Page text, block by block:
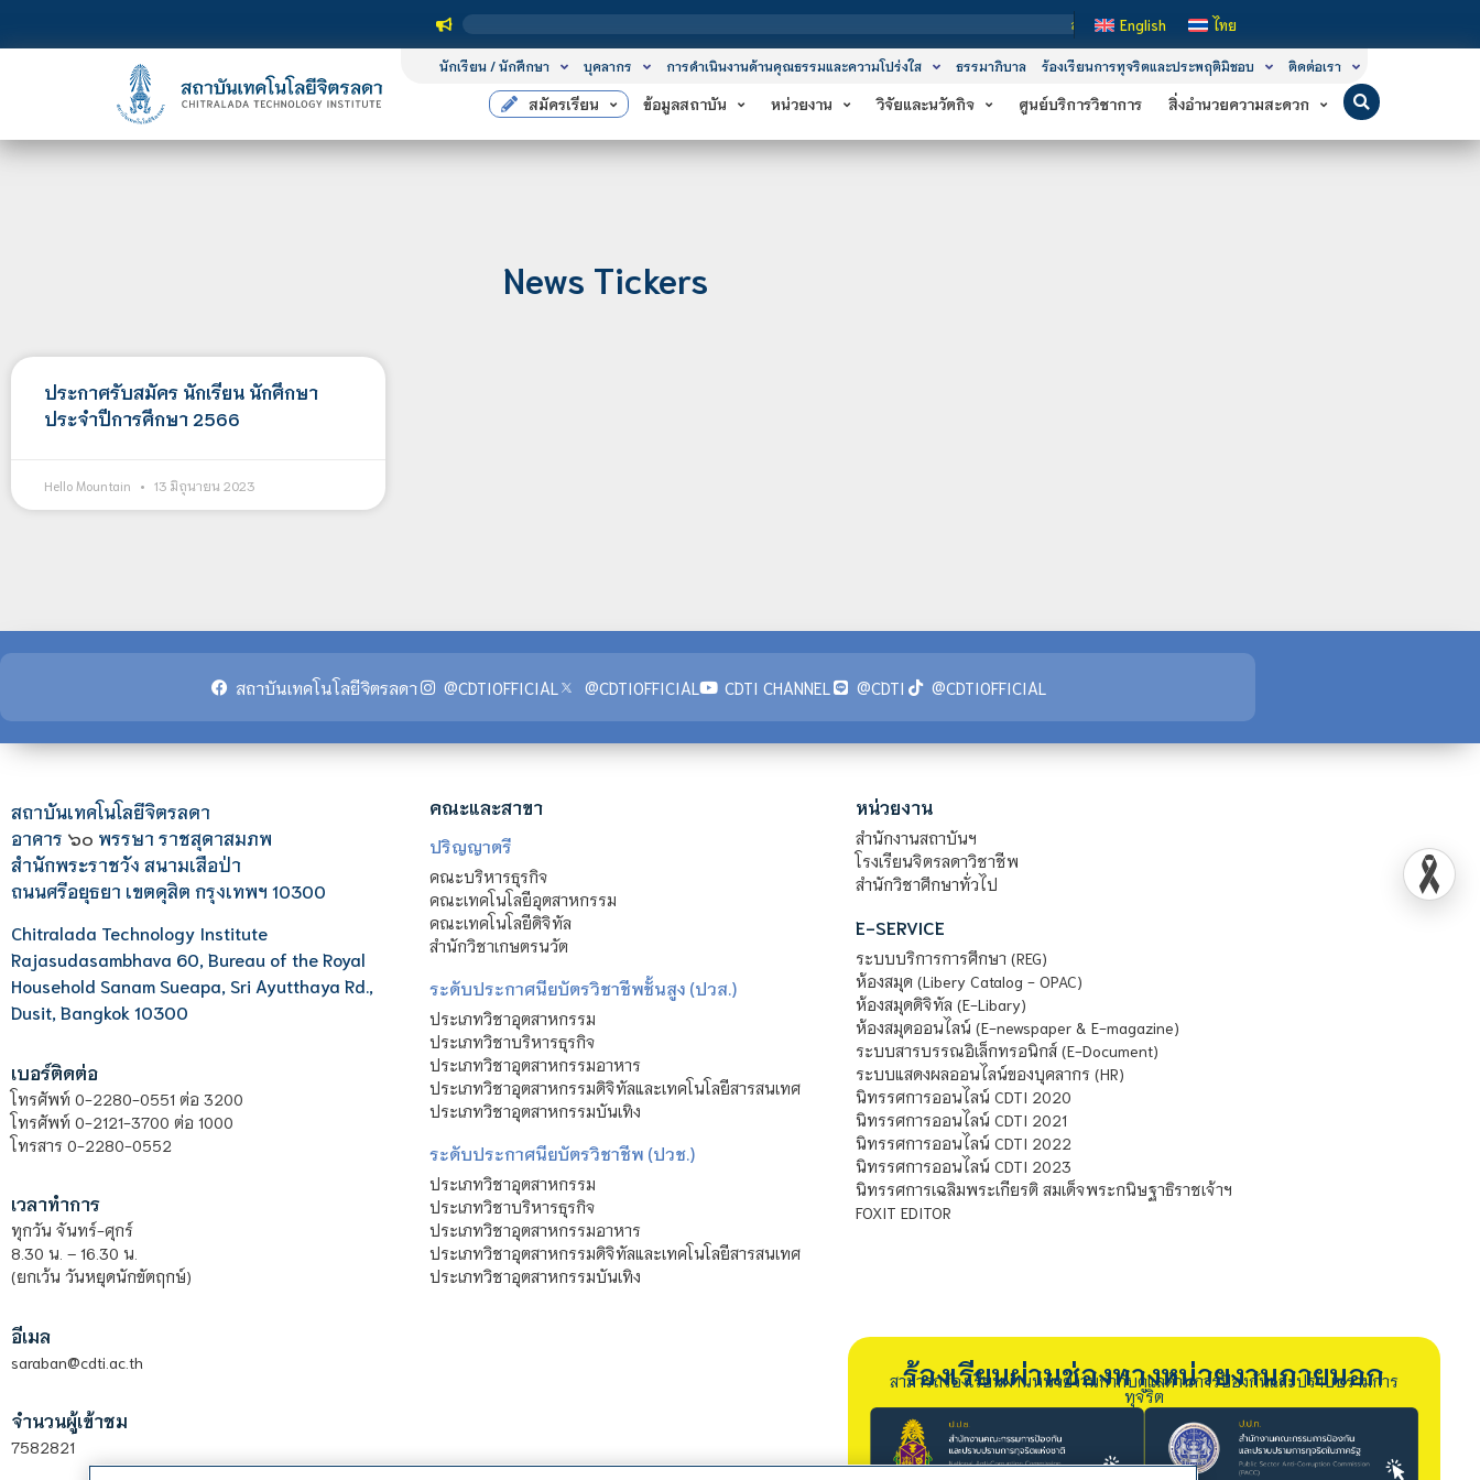
สถาบันเทคโนโลยีจิตรลดา เป็นสถาบันอุดมศึกษาในกำกับของรัฐ เปิดหลัก
English ไทย
นักเรียน / นักศึกษา บุคลากร การดำเนินงานด้านคุณธรรมและความโปร่งใส ธรรมาภิบาล ร้องเรียนการทุจริตและประพฤติมิชอบ ติดต่อเรา
สมัครเรียน ข้อมูลสถาบัน หน่วยงาน วิจัยและนวัตกิจ ศูนย์บริการวิชาการ สิ่งอำนวยความสะดวก
News Tickers
ประกาศรับสมัคร นักเรียน นักศึกษา
ประจำปีการศึกษา 2566
Hello Mountain 13 มิถุนายน 2023
สถาบันเทคโนโลยีจิตรลดา @CDTIOFFICIAL @CDTIOFFICIAL CDTI CHANNEL @CDTI @CDTIOFFICIAL
สถาบันเทคโนโลยีจิตรลดา
อาคาร ๖๐ พรรษา ราชสุดาสมภพ
สำนักพระราชวัง สนามเสือป่า
ถนนศรีอยุธยา เขตดุสิต กรุงเทพฯ 10300
Chitralada Technology Institute
Rajasudasambhava 60, Bureau of the Royal
Household Sanam Sueapa, Sri Ayutthaya Rd.,
Dusit, Bangkok 10300
เบอร์ติดต่อ
โทรศัพท์ 0-2280-0551 ต่อ 3200
โทรศัพท์ 0-2121-3700 ต่อ 1000
โทรสาร 0-2280-0552
เวลาทำการ
ทุกวัน จันทร์-ศุกร์
8.30 น. – 16.30 น.
(ยกเว้น วันหยุดนักขัตฤกษ์)
อีเมล
saraban@cdti.ac.th
จำนวนผู้เข้าชม
7582821
คณะและสาขา
ปริญญาตรี
คณะบริหารธุรกิจ
คณะเทคโนโลยีอุตสาหกรรม
คณะเทคโนโลยีดิจิทัล
สำนักวิชาเกษตรนวัต
ระดับประกาศนียบัตรวิชาชีพชั้นสูง (ปวส.)
ประเภทวิชาอุตสาหกรรม
ประเภทวิชาบริหารธุรกิจ
ประเภทวิชาอุตสาหกรรมอาหาร
ประเภทวิชาอุตสาหกรรมดิจิทัลและเทคโนโลยีสารสนเทศ
ประเภทวิชาอุตสาหกรรมบันเทิง
ระดับประกาศนียบัตรวิชาชีพ (ปวช.)
ประเภทวิชาอุตสาหกรรม
ประเภทวิชาบริหารธุรกิจ
ประเภทวิชาอุตสาหกรรมอาหาร
ประเภทวิชาอุตสาหกรรมดิจิทัลและเทคโนโลยีสารสนเทศ
ประเภทวิชาอุตสาหกรรมบันเทิง
หน่วยงาน
สำนักงานสถาบันฯ
โรงเรียนจิตรลดาวิชาชีพ
สำนักวิชาศึกษาทั่วไป
E-SERVICE
ระบบบริการการศึกษา (REG)
ห้องสมุด (Libery Catalog - OPAC)
ห้องสมุดดิจิทัล (E-Libary)
ห้องสมุดออนไลน์ (E-newspaper & E-magazine)
ระบบสารบรรณอิเล็กทรอนิกส์ (E-Document)
ระบบแสดงผลออนไลน์ของบุคลากร (HR)
นิทรรศการออนไลน์ CDTI 2020
นิทรรศการออนไลน์ CDTI 2021
นิทรรศการออนไลน์ CDTI 2022
นิทรรศการออนไลน์ CDTI 2023
นิทรรศการเฉลิมพระเกียรติ สมเด็จพระกนิษฐาธิราชเจ้าฯ
FOXIT EDITOR
ร้องเรียนผ่านช่องทางหน่วยงานภายนอก
สามารถร้องเรียนผ่านหน่วยงานกำกับดูแลด้านการป้องกันและปราบปรามการ
ทุจริต